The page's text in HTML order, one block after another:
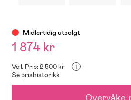
Midlertidig utsolgt
1 874 kr
Veil. Pris: 2 500 kr i
Se prishistorikk
Overvåke